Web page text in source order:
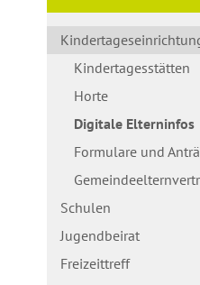
Kindertagesstätten
Horte
Digitale Elterninfos
Formulare und
Schulen
Jugendbeirat
Freizeittreff